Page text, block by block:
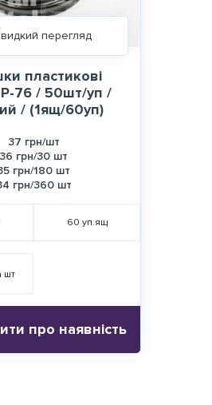
перегляд
пластикові
76 / 50шт/уп /
/ (1ящ/60уп)
37 грн/шт
36 грн/30 шт
грн/180 шт
грн/360 шт
60 уп.ящ
шт
про наявність